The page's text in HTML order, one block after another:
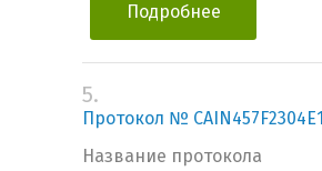
Подробнее
5.
Протокол № CAIN457F2304E1
Название протокола